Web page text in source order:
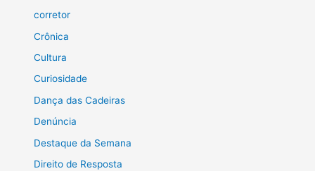
corretor
Crônica
Cultura
Curiosidade
Dança das Cadeiras
Denúncia
Destaque da Semana
Direito de Resposta